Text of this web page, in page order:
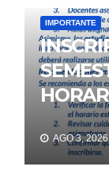
IMPORTANTE
AGO 3, 2026